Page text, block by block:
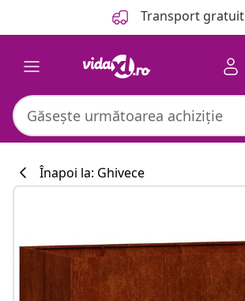
Transport gratuit
Înapoi la: Ghivece